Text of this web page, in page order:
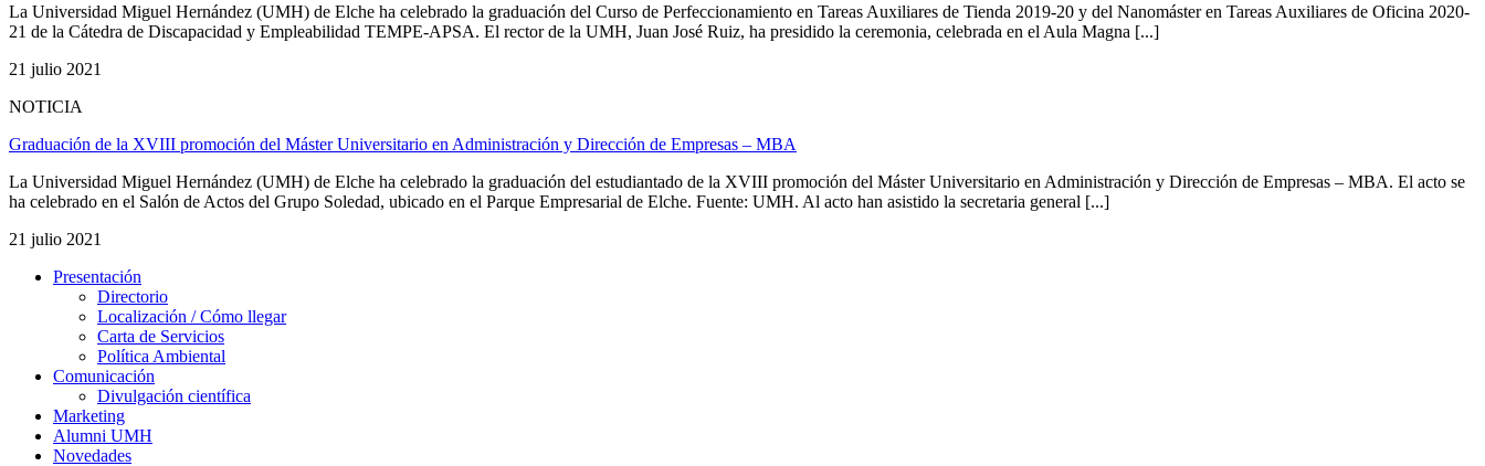
La Universidad Miguel Hernández (UMH) de Elche ha celebrado la graduación del Curso de Perfeccionamiento en Tareas Auxiliares de Tienda 2019-20 y del Nanomáster en Tareas Auxiliares de Oficina 2020-
21 de la Cátedra de Discapacidad y Empleabilidad TEMPE-APSA. El rector de la UMH, Juan José Ruiz, ha presidido la ceremonia, celebrada en el Aula Magna [...]
21 julio 2021
NOTICIA
Graduación de la XVIII promoción del Máster Universitario en Administración y Dirección de Empresas – MBA
La Universidad Miguel Hernández (UMH) de Elche ha celebrado la graduación del estudiantado de la XVIII promoción del Máster Universitario en Administración y Dirección de Empresas – MBA. El acto se
ha celebrado en el Salón de Actos del Grupo Soledad, ubicado en el Parque Empresarial de Elche. Fuente: UMH. Al acto han asistido la secretaria general [...]
21 julio 2021
Presentación
Presentación
Directorio
Localización / Cómo llegar
Carta de Servicios
Política Ambiental
Comunicación
Comunicación
Divulgación científica
Marketing
Alumni UMH
Novedades